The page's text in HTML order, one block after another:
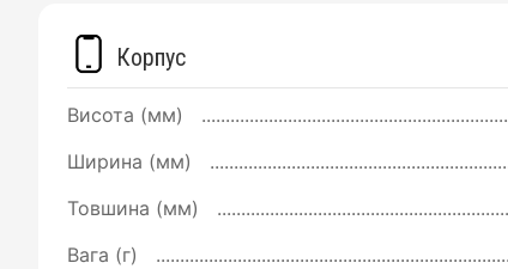
Корпус
Висота (мм)
Ширина (мм)
Товшина (мм)
Вага (г)